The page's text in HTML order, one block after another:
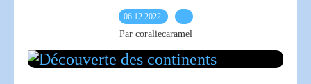
06.12.2022 …
Par coraliecaramel